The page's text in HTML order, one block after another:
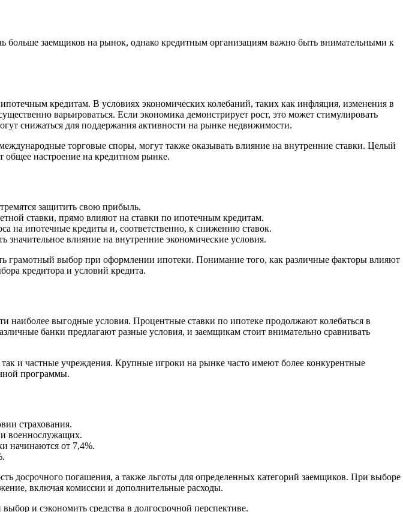
больше заемщиков на рынок, однако кредитным организациям важно быть внимательными к
кредитам. В условиях экономических колебаний, таких как инфляция, изменения в
варьироваться. Если экономика демонстрирует рост, это может стимулировать
снижаться для поддержания активности на рынке недвижимости.
торговые споры, могут также оказывать влияние на внутренние ставки. Целый
общее настроение на кредитном рынке.
защитить свою прибыль.
ставки, прямо влияют на ставки по ипотечным кредитам.
на ипотечные кредиты и, соответственно, к снижению ставок.
влияние на внутренние экономические условия.
грамотный выбор при оформлении ипотеки. Понимание того, как различные факторы влияют
кредитора и условий кредита.
выгодные условия. Процентные ставки по ипотеке продолжают колебаться в
банки предлагают разные условия, и заемщикам стоит внимательно сравнивать
и частные учреждения. Крупные игроки на рынке часто имеют более конкурентные
программы.
страхования.
военнослужащих.
начинаются от 7,4%.
досрочного погашения, а также льготы для определенных категорий заемщиков. При выборе
включая комиссии и дополнительные расходы.
и сэкономить средства в долгосрочной перспективе.